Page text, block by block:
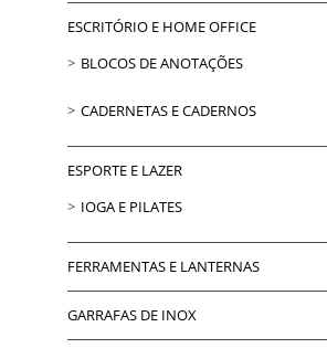
ESCRITÓRIO E HOME OFFICE
BLOCOS DE ANOTAÇÕES
CADERNETAS E CADERNOS
ESPORTE E LAZER
IOGA E PILATES
FERRAMENTAS E LANTERNAS
GARRAFAS DE INOX